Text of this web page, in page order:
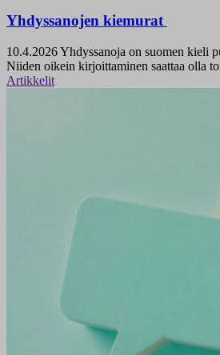
Yhdyssanojen kiemurat
10.4.2026Yhdyssanoja on suomen kieli
Niiden oikein kirjoittaminen saattaa olla
Artikkelit